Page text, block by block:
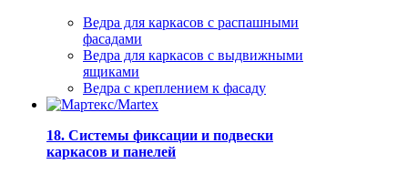
Ведра для каркасов с распашными
фасадами
Ведра для каркасов с выдвижными
ящиками
Ведра с креплением к фасаду
18. Системы фиксации и подвески
каркасов и панелей